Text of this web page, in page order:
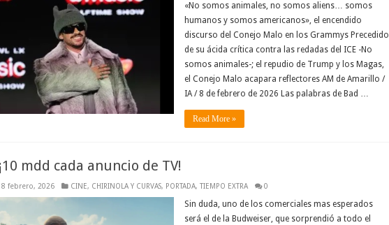
«No somos animales, no somos aliens… somos
humanos y somos americanos», el encendido
discurso del Conejo Malo en los Grammys Precedido
de su ácida crítica contra las redadas del ICE -No
somos animales-; el repudio de Trump y los Magas,
el Conejo Malo acapara reflectores AM de Amarillo /
IA / 8 de febrero de 2026 Las palabras de Bad …
Read More »
mdd cada anuncio de TV!
8 febrero, 2026 CINE, CHIRINOLA Y CURVAS, PORTADA, TIEMPO EXTRA 0
Sin duda, uno de los comerciales mas esperados
será el de la Budweiser, que sorprendió a todo el